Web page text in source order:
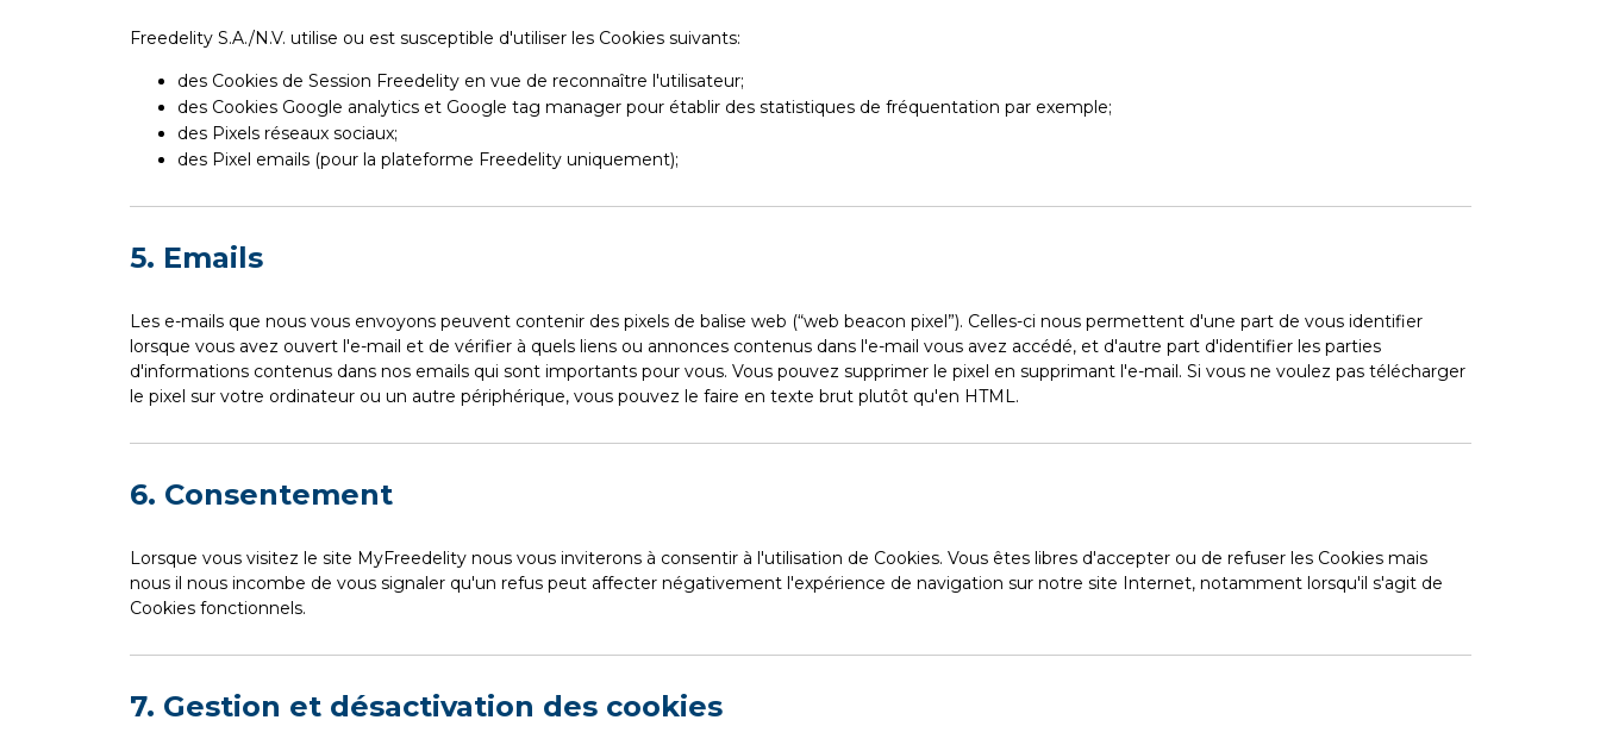
Freedelity S.A./N.V. utilise ou est susceptible d'utiliser les Cookies suivants:
des Cookies de Session Freedelity en vue de reconnaître l'utilisateur;
des Cookies Google analytics et Google tag manager pour établir des statistiques de fréquentation par exemple;
des Pixels réseaux sociaux;
des Pixel emails (pour la plateforme Freedelity uniquement);
5. Emails
Les e-mails que nous vous envoyons peuvent contenir des pixels de balise web (“web beacon pixel”). Celles-ci nous permettent d'une part de vous identifier
lorsque vous avez ouvert l'e-mail et de vérifier à quels liens ou annonces contenus dans l'e-mail vous avez accédé, et d'autre part d'identifier les parties
d'informations contenus dans nos emails qui sont importants pour vous. Vous pouvez supprimer le pixel en supprimant l'e-mail. Si vous ne voulez pas télécharger
le pixel sur votre ordinateur ou un autre périphérique, vous pouvez le faire en texte brut plutôt qu'en HTML.
6. Consentement
Lorsque vous visitez le site MyFreedelity nous vous inviterons à consentir à l'utilisation de Cookies. Vous êtes libres d'accepter ou de refuser les Cookies mais
nous il nous incombe de vous signaler qu'un refus peut affecter négativement l'expérience de navigation sur notre site Internet, notamment lorsqu'il s'agit de
Cookies fonctionnels.
7. Gestion et désactivation des cookies